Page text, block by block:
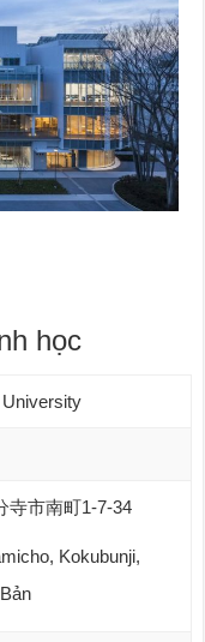
học
寺市南町1-7-34
Kokubunji,